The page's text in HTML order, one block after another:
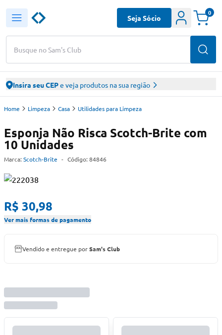
Busque no Sam's Club
Seja Sócio
0
Insira seu CEPe veja produtos na sua região
Home Limpeza Casa Utilidades para Limpeza
Esponja Não Risca Scotch-Brite com
10 Unidades
Marca: Scotch-Brite - Código: 84846
R$ 30,98
Ver mais formas de pagamento
Vendido e entregue porSam's Club